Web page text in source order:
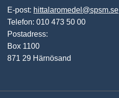
E-post: hittalaromedel@spsm.se
Telefon: 010 473 50 00
Postadress:
Box 1100
871 29 Härnösand